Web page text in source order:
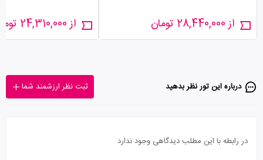
از 28,440,000 تومان از 24,310,000 تومان
درباره این تور‌ نظر بدهید ثبت نظر ارزشمند شما
در رابطه با این مطلب دیدگاهی وجود ندارد